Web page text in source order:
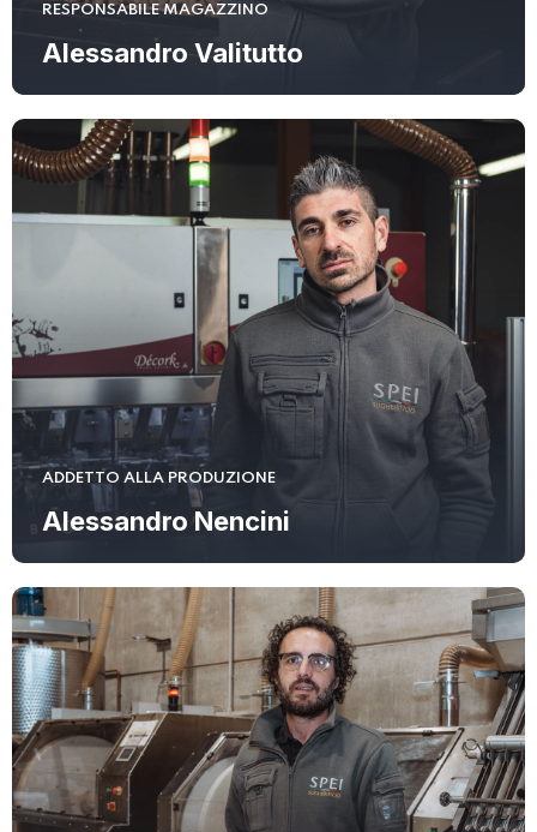
RESPONSABILE MAGAZZINO
Alessandro Valitutto
ADDETTO ALLA PRODUZIONE
Alessandro Nencini